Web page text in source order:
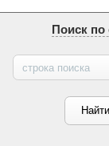
Поиск по